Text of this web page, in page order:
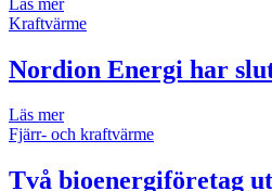
Kraftvärme
Nordion Energi har
Läs mer
Fjärr- och kraftvärme
Två bioenergiföretag